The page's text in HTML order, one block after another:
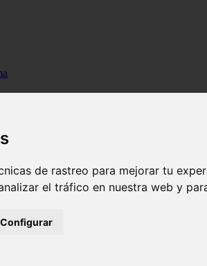
de rastreo para mejorar tu
el tráfico en nuestra web y
Configurar